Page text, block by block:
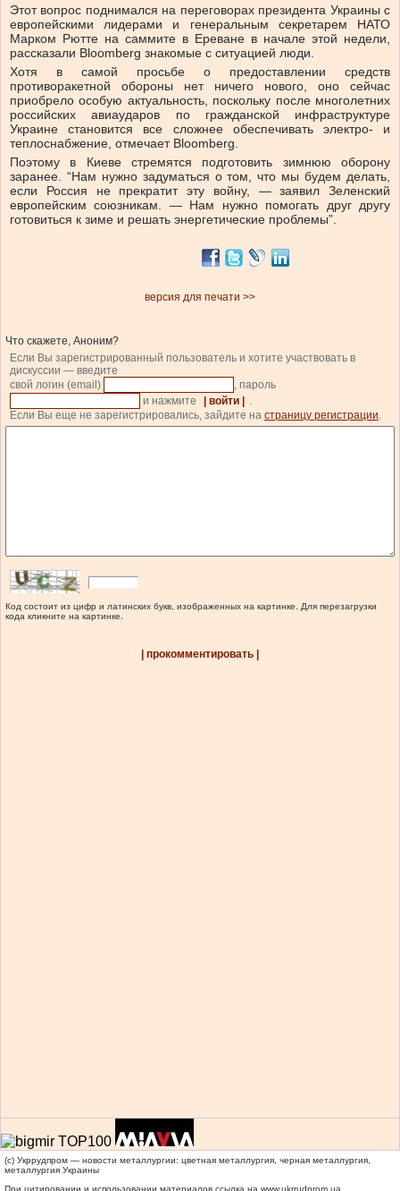
Этот вопрос поднимался на переговорах президента Украины с
европейскими лидерами и генеральным секретарем НАТО
Марком Рютте на саммите в Ереване в начале этой недели,
рассказали Bloomberg знакомые с ситуацией люди.
Хотя в самой просьбе о предоставлении средств
противоракетной обороны нет ничего нового, оно сейчас
приобрело особую актуальность, поскольку после многолетних
российских авиаударов по гражданской инфраструктуре
Украине становится все сложнее обеспечивать электро- и
теплоснабжение, отмечает Bloomberg.
Поэтому в Киеве стремятся подготовить зимнюю оборону
заранее. “Нам нужно задуматься о том, что мы будем делать,
если Россия не прекратит эту войну, — заявил Зеленский
европейским союзникам. — Нам нужно помогать друг другу
готовиться к зиме и решать энергетические проблемы”.
версия для печати >>
Что скажете, Аноним?
Если Вы зарегистрированный пользователь и хотите участвовать в
дискуссии — введите
свой логин (email)
, пароль
и нажмите
| войти |
.
Если Вы еще не зарегистрировались, зайдите на страницу регистрации.
Код состоит из цифр и латинских букв, изображенных на картинке. Для перезагрузки
кода кликните на картинке.
| прокомментировать |
(c) Укррудпром — новости металлургии: цветная металлургия, черная металлургия,
металлургия Украины